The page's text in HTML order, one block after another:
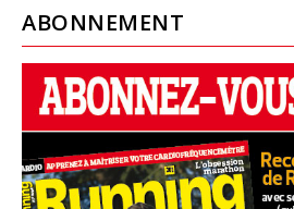
ABONNEMENT